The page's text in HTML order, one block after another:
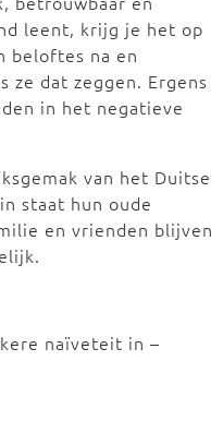
leent, krijg je het op
beloftes na en
ze dat zeggen. Ergens
in het negatieve
van het Duitse
staat hun oude
en vrienden blijven
naïveteit in –